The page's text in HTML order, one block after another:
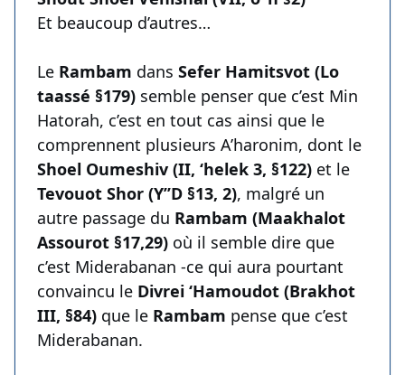
Et beaucoup d’autres…
Le Rambam dans Sefer Hamitsvot (Lo
taassé §179) semble penser que c’est Min
Hatorah, c’est en tout cas ainsi que le
comprennent plusieurs A’haronim, dont le
Shoel Oumeshiv (II, ‘helek 3, §122) et le
Tevouot Shor (Y’’D §13, 2), malgré un
autre passage du Rambam (Maakhalot
Assourot §17,29) où il semble dire que
c’est Miderabanan -ce qui aura pourtant
convaincu le Divrei ‘Hamoudot (Brakhot
III, §84) que le Rambam pense que c’est
Miderabanan.